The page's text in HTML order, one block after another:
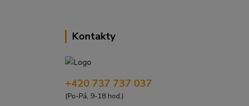
Kontakty
+420 737 737 037
(Po-Pá, 9-18 hod.)